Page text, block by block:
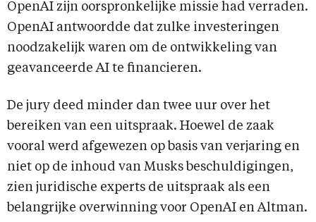
OpenAI zijn oorspronkelijke missie had verraden.
OpenAI antwoordde dat zulke investeringen
noodzakelijk waren om de ontwikkeling van
geavanceerde AI te financieren.
De jury deed minder dan twee uur over het
bereiken van een uitspraak. Hoewel de zaak
vooral werd afgewezen op basis van verjaring en
niet op de inhoud van Musks beschuldigingen,
zien juridische experts de uitspraak als een
belangrijke overwinning voor OpenAI en Altman.